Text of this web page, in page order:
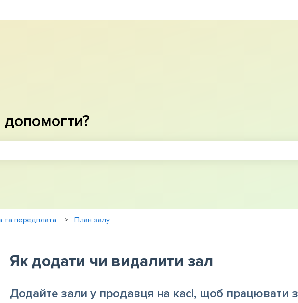
та передплата План залу
Як додати чи видалити зал
Додайте зали у продавця на касі, щоб працювати з